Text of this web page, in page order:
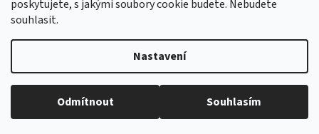
poskytujete, s jakými soubory cookie budete. Nebudete
souhlasit.
Nastavení
Odmítnout Souhlasím
Copyright 2026ATVTIRES.CZ. Všechna práva vyhrazena.Upravit